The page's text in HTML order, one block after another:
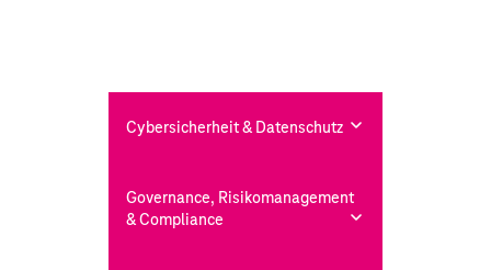
Cybersicherheit & Datenschutz
Governance, Risikomanagement
& Compliance